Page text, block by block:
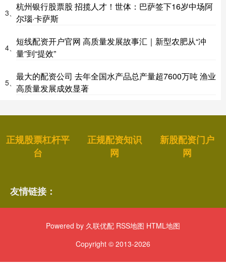
3、
杭州银行股票股 招揽人才！世体：巴萨签下16岁中场阿
尔瑙·卡萨斯
4、
短线配资开户官网 高质量发展故事汇｜新型农肥从“冲
量”到“提效”
5、
最大的配资公司 去年全国水产品总产量超7600万吨 渔业
高质量发展成效显著
正规股票杠杆平
台
正规配资知识
网
新股配资门户
网
友情链接：
Powered by 久联优配 RSS地图 HTML地图
Copyright © 2013-2026